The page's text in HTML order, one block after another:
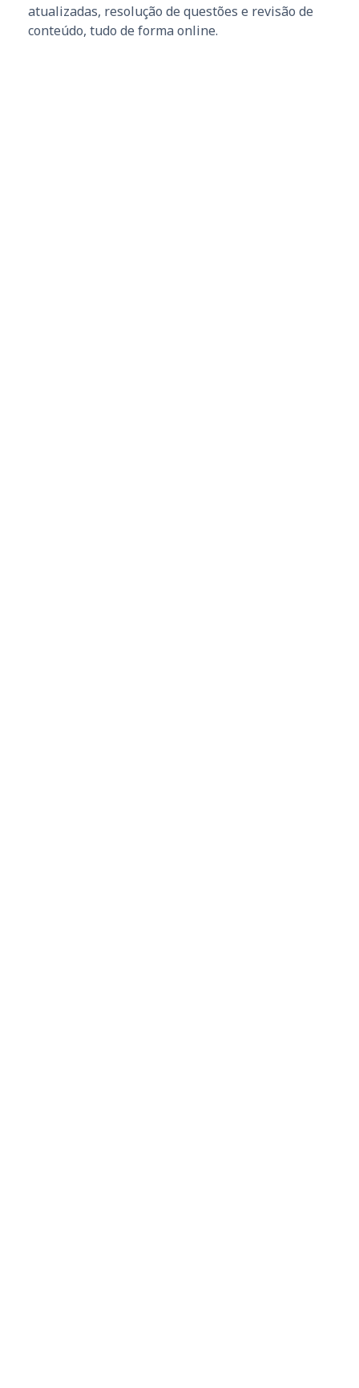
atualizadas, resolução de questões e revisão de
conteúdo, tudo de forma online.